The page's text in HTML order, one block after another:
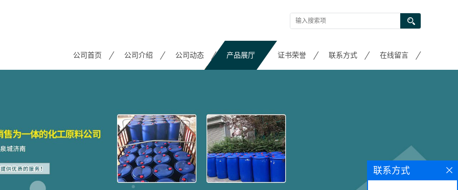
公司首页 公司介绍 公司动态 产品展厅 证书荣誉 联系方式 在线留言
联系方式